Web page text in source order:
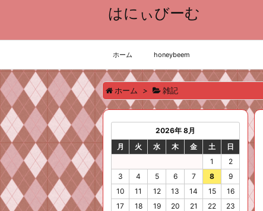
はにぃびーむ
ホーム honeybeem
ホーム > 雑記
2026年 8月
月
火 水 木 金 土
日
1
2
3
4 5 6 7 8
9
10
11 12 13 14 15
16
17
18 19 20 21 22
23